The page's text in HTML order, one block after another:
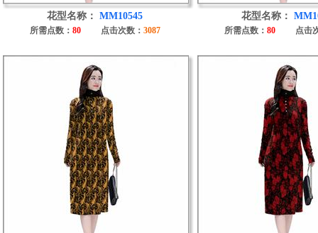
花型名称： MM10545
所需点数： 80 点击次数： 3087
花型名称：
所需点数： 80 点击